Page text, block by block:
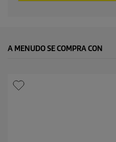
A MENUDO SE COMPRA CON